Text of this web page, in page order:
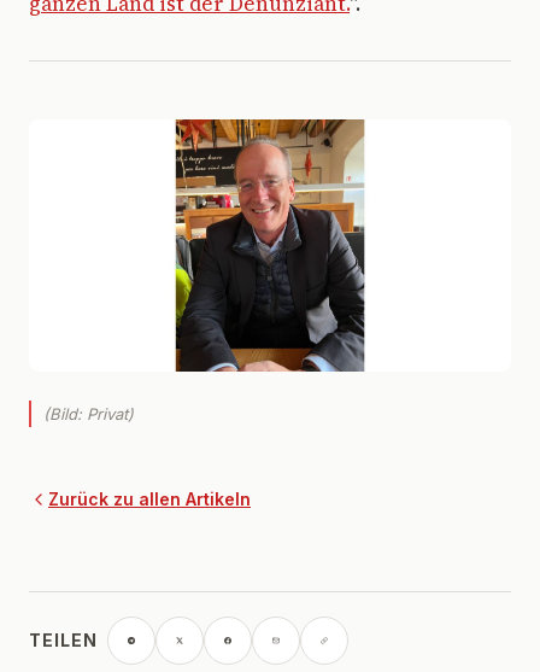
(Bild: Privat)
Zurück zu allen Artikeln
TEILEN